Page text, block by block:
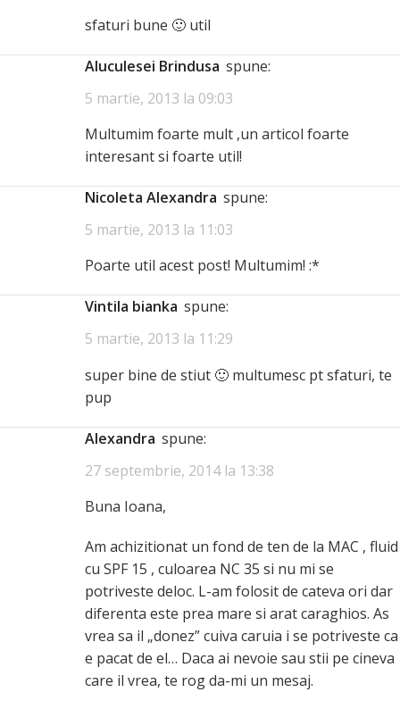
sfaturi bune 🙂 util
Aluculesei Brindusa spune:
5 martie, 2013 la 09:03
Multumim foarte mult ,un articol foarte
interesant si foarte util!
Nicoleta Alexandra spune:
5 martie, 2013 la 11:03
Poarte util acest post! Multumim! :*
vintila bianka spune:
5 martie, 2013 la 11:29
super bine de stiut 🙂 multumesc pt sfaturi, te
pup
alexandra spune:
27 septembrie, 2014 la 13:38
Buna Ioana,
Am achizitionat un fond de ten de la MAC , fluid
cu SPF 15 , culoarea NC 35 si nu mi se
potriveste deloc. L-am folosit de cateva ori dar
diferenta este prea mare si arat caraghios. As
vrea sa il „donez” cuiva caruia i se potriveste ca
e pacat de el… Daca ai nevoie sau stii pe cineva
care il vrea, te rog da-mi un mesaj.